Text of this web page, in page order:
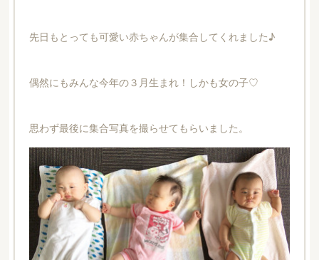
先日もとっても可愛い赤ちゃんが集合してくれました♪
偶然にもみんな今年の３月生まれ！しかも女の子♡
思わず最後に集合写真を撮らせてもらいました。